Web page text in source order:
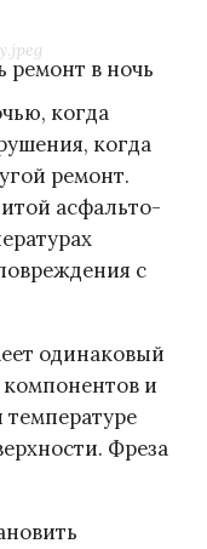
ремонт в ночь
когда
когда
ремонт.
асфальто-
с
одинаковый
и
Фреза